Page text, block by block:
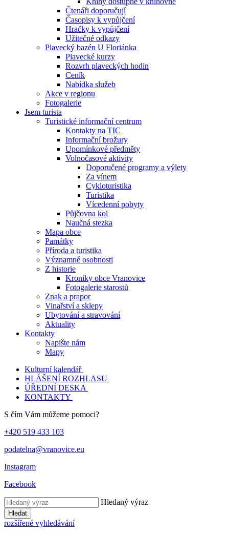
Čtenáři doporučují
Časopisy k vypůjčení
Hračky k vypůjčení
Užitečné odkazy
Plavecký bazén U Floriánka
Plavecké kurzy
Rozvrh plaveckých hodin
Ceník
Nabídka služeb
Akce v regionu
Fotogalerie
Jsem turista
Turistické informační centrum
Kontakty na TIC
Informační brožury
Upomínkové předměty
Volnočasové aktivity
Doporučené programy a výlety
Za vínem
Cykloturistika
Turistika
Vícedenní pobyty
Půjčovna kol
Naučná stezka
Mapa obce
Památky
Příroda a turistika
Významné osobnosti
Z historie
Kroniky obce Vranovice
Fotogalerie starostů
Znak a prapor
Vinařství a sklepy
Ubytování a stravování
Aktuality
Kontakty
Napište nám
Mapy
Kulturní kalendář
HLÁŠENÍ ROZHLASU
ÚŘEDNÍ DESKA
KONTAKTY
S čím Vám můžeme pomoci?
+420 519 433 103
podatelna@vranovice.eu
Instagram
Facebook
Hledaný výraz
Hledat
rozšířené vyhledávání